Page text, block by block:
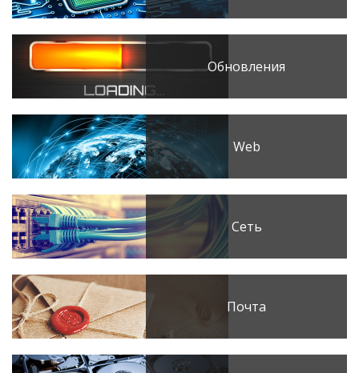
Обновления
Web
Сеть
Почта